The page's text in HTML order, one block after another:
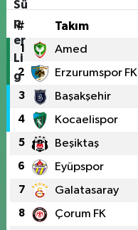
# Takım
1 Amed
2 Erzurumspor FK
3 Başakşehir
4 Kocaelispor
5 Beşiktaş
6 Eyüpspor
7 Galatasaray
8 Çorum FK